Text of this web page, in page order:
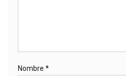
Nombre *